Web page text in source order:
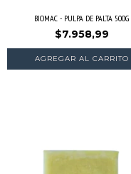
BIOMAC - PULPA DE PALTA 500G
$7.958,99